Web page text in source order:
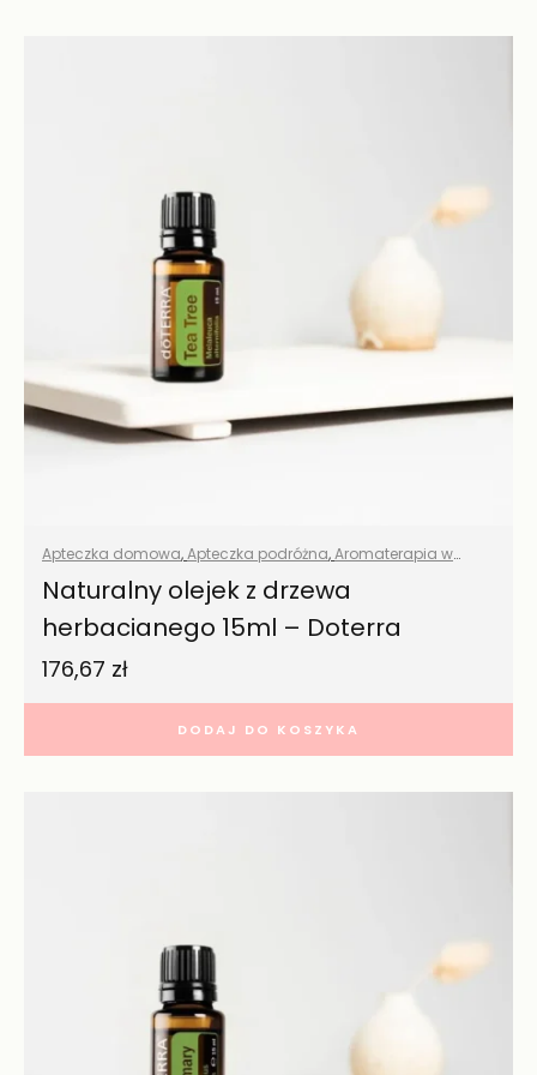
Apteczka domowa,Apteczka podróżna,Aromaterapia w
domu, Eko porządki , Olejki eteryczne naturalne
Wszystkie produkty
Naturalny olejek z drzewa
herbacianego 15ml – Doterra
176,67 zł
DODAJ DO KOSZYKA